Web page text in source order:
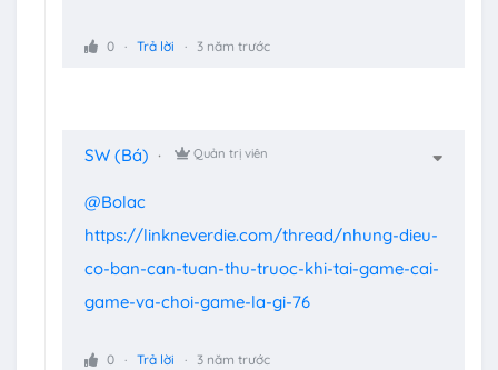
0 Trả lời 3 năm trước
SW (Bá) Quản trị viên
@Bolac
https://linkneverdie.com/thread/nhung-dieu-
co-ban-can-tuan-thu-truoc-khi-tai-game-cai-
game-va-choi-game-la-gi-76
0 Trả lời 3 năm trước